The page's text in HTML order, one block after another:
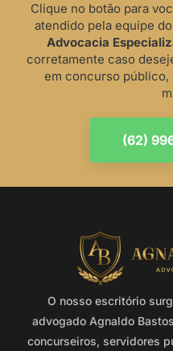
Clique no botão para
atendido pela equipe
Advocacia
corretamente caso
em concurso
(62)
O nosso escritório
advogado Agnaldo
concurseiros, servidores